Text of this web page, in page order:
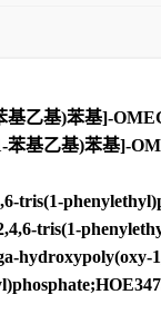
乙基)苯基]-
基乙基)苯基]-
tris(1-
tris(1-